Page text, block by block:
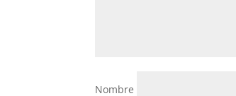
Nombre